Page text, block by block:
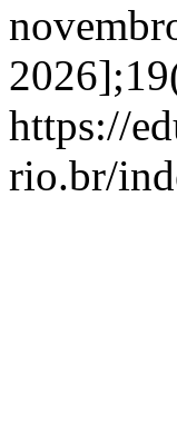
https://
rio.br/